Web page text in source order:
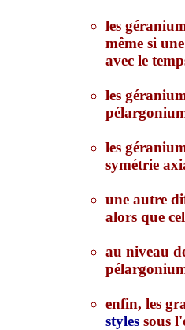
les
même si
avec le
les
les
symétrie
une autre
alors que
au niveau
enfin, les
styles sous